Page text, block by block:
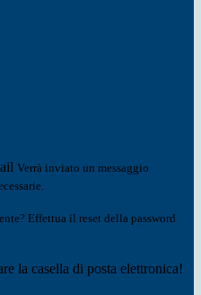
Verrà inviato un messaggio
Effettua il reset della password
la casella di posta elettronica!